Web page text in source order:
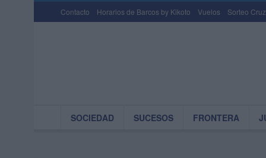
Contacto Horarios de Barcos by Kikoto Vuelos Sorteo
SOCIEDAD SUCESOS FRONTERA